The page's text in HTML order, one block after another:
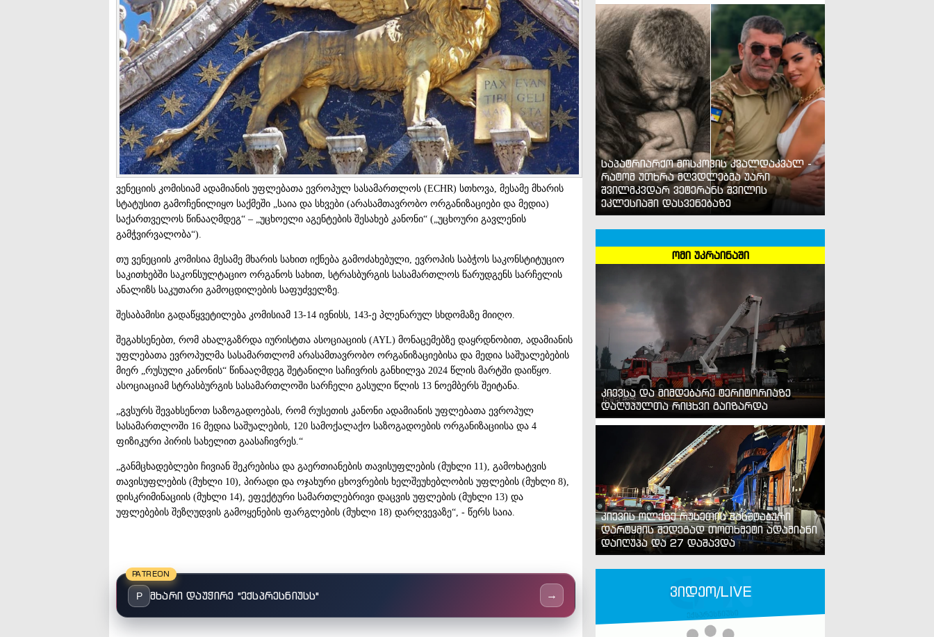
ვენეციის კომისიამ ადამიანის უფლებათა ევროპულ სასამართლოს (ECHR) სთხოვა, მესამე მხარის
სტატუსით გამოჩენილიყო საქმეში „საია და სხვები (არასამთავრობო ორგანიზაციები და მედია)
საქართველოს წინააღმდეგ“ – „უცხოელი აგენტების შესახებ კანონი“ („უცხოური გავლენის
გამჭვირვალობა“).
თუ ვენეციის კომისია მესამე მხარის სახით იქნება გამოძახებული, ევროპის საბჭოს საკონსტიტუციო
საკითხებში საკონსულტაციო ორგანოს სახით, სტრასბურგის სასამართლოს წარუდგენს სარჩელის
ანალიზს საკუთარი გამოცდილების საფუძველზე.
შესაბამისი გადაწყვეტილება კომისიამ 13-14 ივნისს, 143-ე პლენარულ სხდომაზე მიიღო.
შეგახსენებთ, რომ ახალგაზრდა იურისტთა ასოციაციის (AYL) მონაცემებზე დაყრდნობით, ადამიანის
უფლებათა ევროპულმა სასამართლომ არასამთავრობო ორგანიზაციებისა და მედია საშუალებების
მიერ „რუსული კანონის“ წინააღმდეგ შეტანილი საჩივრის განხილვა 2024 წლის მარტში დაიწყო.
ასოციაციამ სტრასბურგის სასამართლოში სარჩელი გასული წლის 13 ნოემბერს შეიტანა.
„გვსურს შევახსენოთ საზოგადოებას, რომ რუსეთის კანონი ადამიანის უფლებათა ევროპულ
სასამართლოში 16 მედია საშუალების, 120 სამოქალაქო საზოგადოების ორგანიზაციისა და 4
ფიზიკური პირის სახელით გაასაჩივრეს.“
„განმცხადებლები ჩივიან შეკრებისა და გაერთიანების თავისუფლების (მუხლი 11), გამოხატვის
თავისუფლების (მუხლი 10), პირადი და ოჯახური ცხოვრების ხელშეუხებლობის უფლების (მუხლი 8),
დისკრიმინაციის (მუხლი 14), ეფექტური სამართლებრივი დაცვის უფლების (მუხლი 13) და
უფლებების შეზღუდვის გამოყენების ფარგლების (მუხლი 18) დარღვევაზე“, - წერს საია.
PATREON
P მხარი დაუჭირე "ექსპრესნიუსს" →
საპატრიარქო მოსკოვის კვალდაკვალ -
რატომ უთხრა მღვდლებმა უარი
შვილმკვდარ ვეტერანს შვილის
ეკლესიაში დასვენებაზე
ომი უკრაინაში
კიევსა და მიმდებარე ტერიტორიაზე
დაღუპულთა რიცხვი გაიზარდა
კიევის ოლქზე რუსეთის მასშტაბური
დარტყმის შედეგად თოთხმეტი ადამიანი
დაიღუპა და 27 დაშავდა
ვიდეო/LIVE